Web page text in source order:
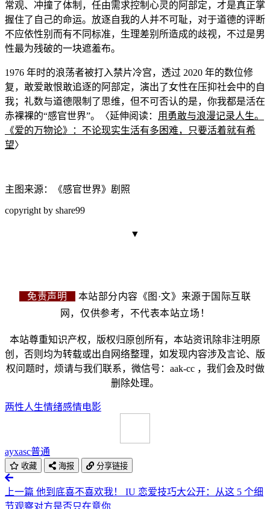
常观、冲撞了体制，任由需求控制心灵的阿部定，才是真正掌
握住了自己的命运。放逐自我的人并不可耻，对于道德的评断
不应依性别而有不同标准，生理差别所造成的歧视，不过是男
性最为残破的一块遮羞布。
1976 年时的浪荡者被打入禁片冷宫， 透过 2020 年的数位修
复，敢爱敢恨敢追逐的阿部定，演出了女性在压抑社会中的自
我；礼数与道德限制了思维，但不可否认的是，你我都是活在
赤裸裸的“感官世界”。〈延伸阅读： 用勇敢与浪漫记录人生。
《爱的万物论》：不论现实生活有多困难，只要活着就有希
望〉
主图来源： 《感官世界》 剧照
copyright by share99
▼
免责声明
本站部分内容《图·文》来源于国际互联
网，仅供参考，不代表本站立场！
本站尊重知识产权，版权归原创所有，本站资讯除非注明原
创，否则均为转载或出自网络整理，如发现内容涉及言论、版
权问题时，烦请与我们联系，微信号：aak-cc ，我们会及时做
删除处理。
两性人生情绪感情电影
ayxasc普通
收藏 海报 分享链接
上一篇 他到底喜不喜欢我！ IU 恋爱技巧大公开：从这 5 个细
节观察对方是否只在意你